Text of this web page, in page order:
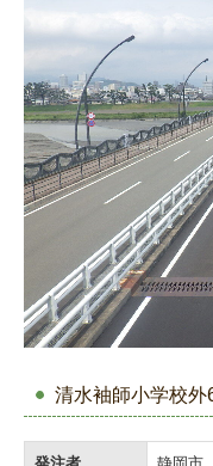
清水袖師小学校